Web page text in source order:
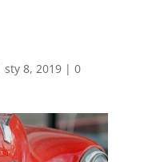
sty 8, 2019| 0